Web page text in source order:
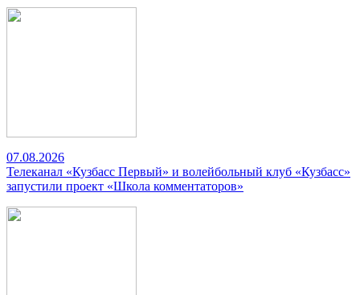
07.08.2026
Телеканал «Кузбасс Первый» и волейбольный клуб «Кузбасс»
запустили проект «Школа комментаторов»